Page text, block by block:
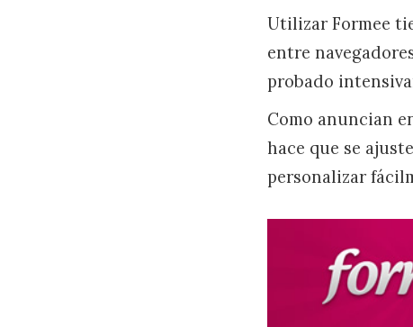
Utilizar Formee
entre
probado
Como anuncian
hace que se
personalizar